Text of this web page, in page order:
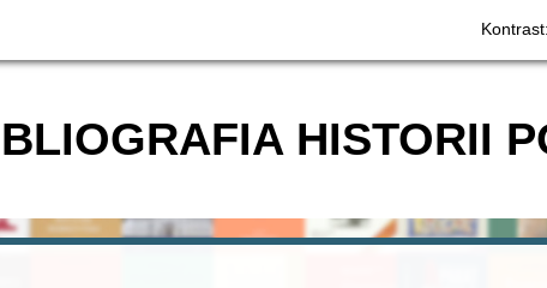
Kontrast:
HISTORII